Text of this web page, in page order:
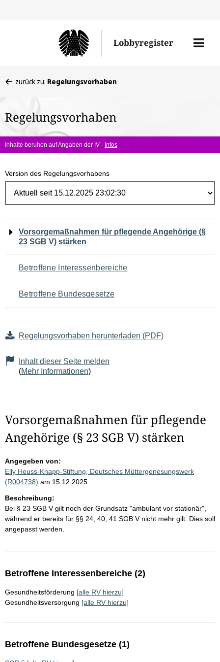
Lobbyregister
Menü
befinden
hier:
zurück zu: Regelungsvorhaben
Regelungsvorhaben
Inhalte beruhen auf Angaben der IV - Infos
Version des Regelungsvorhabens
Navigation
für
den
Seiteninhalt
Vorsorgemaßnahmen für pflegende Angehörige (§
23 SGB V) stärken
Betroffene Interessenbereiche
Betroffene Bundesgesetze
Regelungsvorhaben herunterladen (PDF)
Inhalt dieser Seite melden
(Mehr Informationen)
Vorsorgemaßnahmen für pflegende
Angehörige (§ 23 SGB V) stärken
Angegeben von:
Elly Heuss-Knapp-Stiftung, Deutsches Müttergenesungswerk
(R004738) am 15.12.2025
Beschreibung:
Bei § 23 SGB V gilt noch der Grundsatz "ambulant vor stationär",
während er bereits für §§ 24, 40, 41 SGB V nicht mehr gilt. Dies soll
angepasst werden.
Betroffene Interessenbereiche (2)
Gesundheitsförderung [alle RV hierzu]
Gesundheitsversorgung [alle RV hierzu]
Betroffene Bundesgesetze (1)